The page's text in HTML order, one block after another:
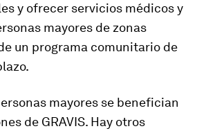
y ofrecer servicios médicos y
mayores de zonas
un programa comunitario de
mayores se benefician
de GRAVIS. Hay otros